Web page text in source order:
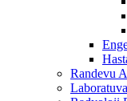
Randevu